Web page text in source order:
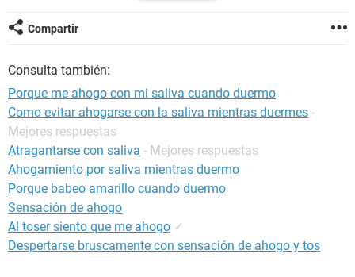
Compartir
Consulta también:
Porque me ahogo con mi saliva cuando duermo
Como evitar ahogarse con la saliva mientras duermes -
Mejores respuestas
Atragantarse con saliva - Mejores respuestas
Ahogamiento por saliva mientras duermo
Porque babeo amarillo cuando duermo
Sensación de ahogo
Al toser siento que me ahogo ✓
Despertarse bruscamente con sensación de ahogo y tos